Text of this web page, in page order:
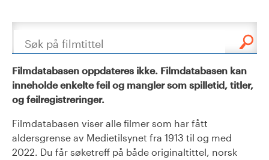
Søk
Filmdatabasen oppdateres ikke. Filmdatabasen kan
inneholde enkelte feil og mangler som spilletid, titler,
og feilregistreringer.
Filmdatabasen viser alle filmer som har fått
aldersgrense av Medietilsynet fra 1913 til og med
2022. Du får søketreff på både originaltittel, norsk